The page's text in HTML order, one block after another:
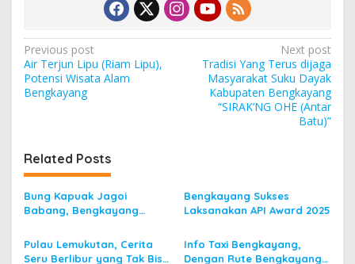
P
o
s
a
v
i
a
Previous post
Air Terjun Lipu (Riam Lipu),
Potensi Wisata Alam
Bengkayang
Next post
Tradisi Yang Terus dijaga
Masyarakat Suku Dayak
Kabupaten Bengkayang
“SIRAK’NG OHE (Antar
Batu)”
Related Posts
Bung Kapuak Jagoi
Babang, Bengkayang
Bengkayang Sukses
Laksanakan API Award 2025
Pulau Lemukutan, Cerita
Seru Berlibur yang Tak Bisa
Info Taxi Bengkayang,
Dengan Rute Bengkayang